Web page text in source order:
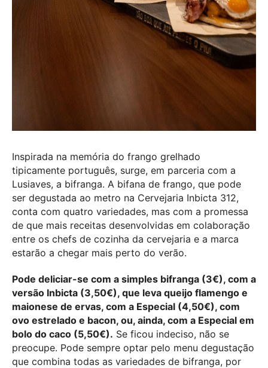
Inspirada na memória do frango grelhado
tipicamente português, surge, em parceria com a
Lusiaves, a bifranga. A bifana de frango, que pode
ser degustada ao metro na Cervejaria Inbicta 312,
conta com quatro variedades, mas com a promessa
de que mais receitas desenvolvidas em colaboração
entre os chefs de cozinha da cervejaria e a marca
estarão a chegar mais perto do verão.
Pode deliciar-se com a simples bifranga (3€), com a
versão Inbicta (3,50€), que leva queijo flamengo e
maionese de ervas, com a Especial (4,50€), com
ovo estrelado e bacon, ou, ainda, com a Especial em
bolo do caco (5,50€). Se ficou indeciso, não se
preocupe. Pode sempre optar pelo menu degustação
que combina todas as variedades de bifranga, por